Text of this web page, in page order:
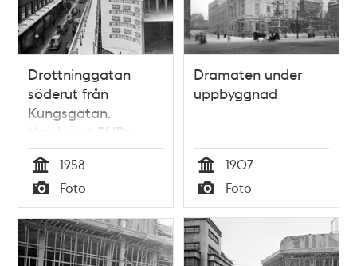
Drottninggatan
söderut från
Kungsgatan.
Varuhuset PUB:s
bohagshus byggs
Tid
1958
Typ
Foto
Dramaten under
uppbyggnad
Tid
1907
Typ
Foto